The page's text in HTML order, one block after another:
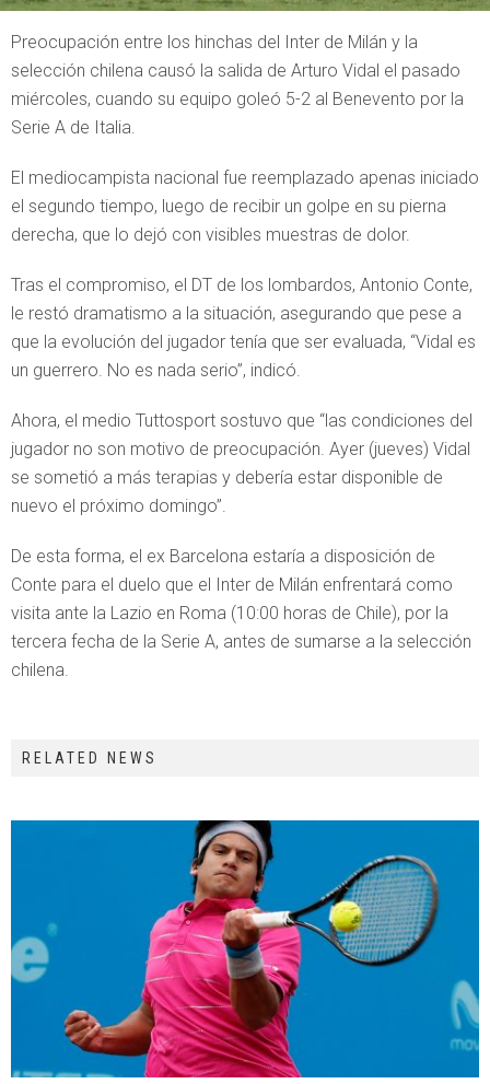
Preocupación entre los hinchas del Inter de Milán y la
selección chilena causó la salida de Arturo Vidal el pasado
miércoles, cuando su equipo goleó 5-2 al Benevento por la
Serie A de Italia.
El mediocampista nacional fue reemplazado apenas iniciado
el segundo tiempo, luego de recibir un golpe en su pierna
derecha, que lo dejó con visibles muestras de dolor.
Tras el compromiso, el DT de los lombardos, Antonio Conte,
le restó dramatismo a la situación, asegurando que pese a
que la evolución del jugador tenía que ser evaluada, “Vidal es
un guerrero. No es nada serio”, indicó.
Ahora, el medio Tuttosport sostuvo que “las condiciones del
jugador no son motivo de preocupación. Ayer (jueves) Vidal
se sometió a más terapias y debería estar disponible de
nuevo el próximo domingo”.
De esta forma, el ex Barcelona estaría a disposición de
Conte para el duelo que el Inter de Milán enfrentará como
visita ante la Lazio en Roma (10:00 horas de Chile), por la
tercera fecha de la Serie A, antes de sumarse a la selección
chilena.
RELATED NEWS